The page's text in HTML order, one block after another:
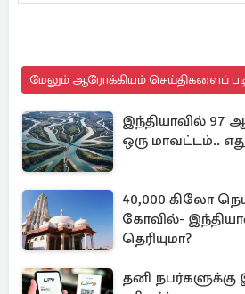
மேலும் ஆரோக்கியம் செய்திகளைப்
இந்தியாவில் 97
ஒரு மாவட்டம்..
40,000 கிலோ
கோவில்-
தெரியுமா?
தனி